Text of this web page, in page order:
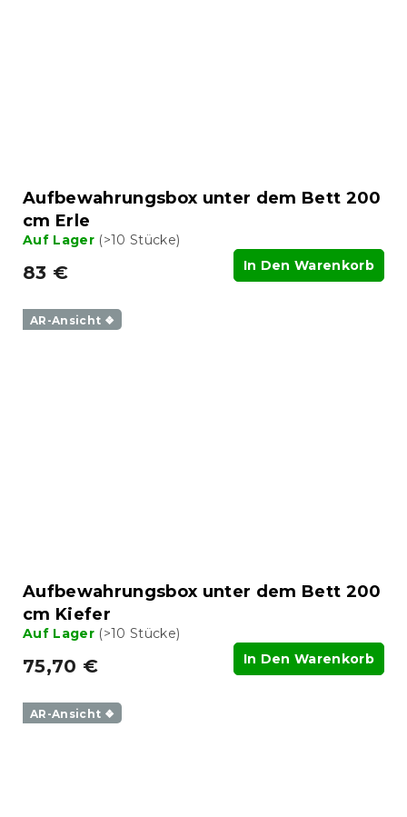
Aufbewahrungsbox unter dem Bett 200
cm Erle
Auf Lager (>10 Stücke)
83 € In Den Warenkorb
AR-Ansicht ❖
Aufbewahrungsbox unter dem Bett 200
cm Kiefer
Auf Lager (>10 Stücke)
75,70 € In Den Warenkorb
AR-Ansicht ❖